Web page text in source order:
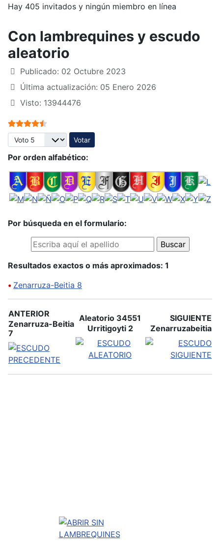
Hay 405 invitados y ningún miembro en línea
Con lambrequines y escudo
aleatorio
Publicado: 02 Octubre 2023
Última actualización: 05 Enero 2026
Visto: 13944476
Ratio:4.5/
Por favor, vote
Por orden alfabético:
Por búsqueda en el formulario:
Resultados exactos o más aproximados: 1
• Zenarruza-Beitia 8
ANTERIOR
Zenarruza-Beitia
7
Aleatorio 34551
Urritigoyti 2
SIGUIENTE
Zenarruzabeitia